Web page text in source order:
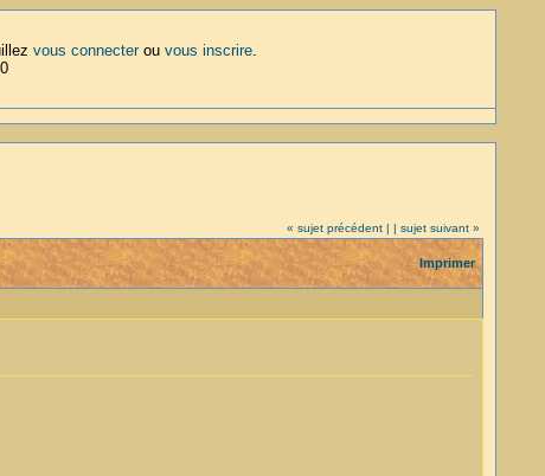
vous connecterou vous inscrire.
« sujet précédent | | sujet suivant »
Imprimer